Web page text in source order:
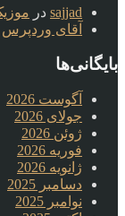
sajjad در
آقای وردپرس
بایگانی‌ها
آگوست 2026
جولای 2026
ژوئن 2026
فوریه 2026
ژانویه 2026
دسامبر 2025
نوامبر 2025